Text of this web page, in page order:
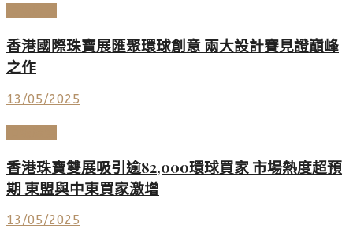
香港國際珠寶展匯聚環球創意 兩大設計賽見證巔峰
之作
13/05/2025
香港珠寶雙展吸引逾82,000環球買家 市場熱度超預
期 東盟與中東買家激增
13/05/2025